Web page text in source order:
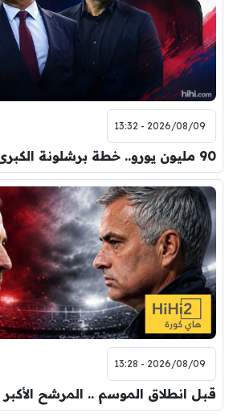
2026/08/09 - 13:32
90 مليون يورو.. خطة برشلونة الكبرى
2026/08/09 - 13:28
قبل انطلاق الموسم .. المرشح الأكبر